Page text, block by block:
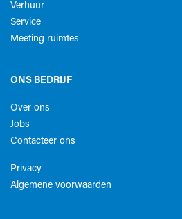
Verhuur
Service
Meeting ruimtes
ONS BEDRIJF
Over ons
Jobs
Contacteer ons
Privacy
Algemene voorwaarden​